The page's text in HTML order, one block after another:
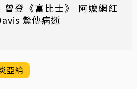
曾登《富比士》 阿嬤網紅
驚傳病逝
亞綸